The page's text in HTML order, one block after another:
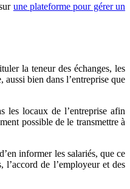
une plateforme pour gérer un
la teneur des échanges, les
bien dans l’entreprise que
les locaux de l’entreprise afin
possible de le transmettre à
informer les salariés, que ce
l’accord de l’employeur et des